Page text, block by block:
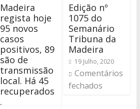
Madeira
regista hoje
95 novos
casos
positivos, 89
são de
transmissão
local. Há 45
recuperados
.
Edição nº
1075 do
Semanário
Tribuna da
Madeira
19 Julho, 2020
Comentários
fechados